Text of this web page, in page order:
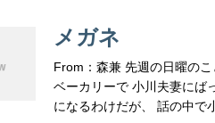
メガネ
From：森兼 先週の日曜の
ベーカリーで 小川夫妻にば
になるわけだが、 話の中で